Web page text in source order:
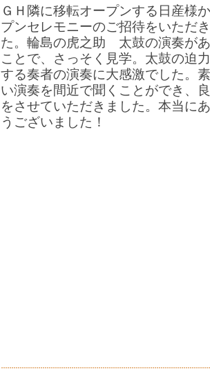
ＧＨ隣に移転オープンする日産様
プンセレモニーのご招待をいただ
た。輪島の虎之助 太鼓の演奏が
ことで、さっそく見学。太鼓の迫
する奏者の演奏に大感激でした。
い演奏を間近で聞くことができ、
をさせていただきました。本当に
うございました！